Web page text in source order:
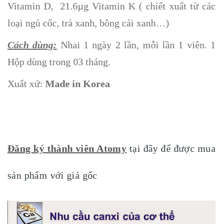
Vitamin D, 21.6µg Vitamin K ( chiết xuất từ các
loại ngủ cốc, trà xanh, bông cải xanh…)
Cách dùng: Nhai 1 ngày 2 lần, mỗi lần 1 viên. 1
Hộp dùng trong 03 tháng.
Xuất xứ: Made in Korea
Đăng ký thành viên Atomy tại đây để được mua
sản phẩm với giá gốc